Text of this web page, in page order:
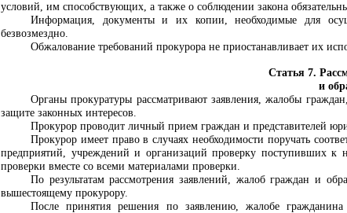
условий, им способствующих, а также о соблюдении закона
Информация, документы и их копии, необходимые для
безвозмездно.
Обжалование требований прокурора не приостанавливает их
Статья 7.
и
Органы прокуратуры рассматривают заявления, жалобы
защите законных интересов.
Прокурор проводит личный прием граждан и представителей
Прокурор имеет право в случаях необходимости поручать
предприятий, учреждений и организаций проверку поступивших к
проверки вместе со всеми материалами проверки.
По результатам рассмотрения заявлений, жалоб граждан и
вышестоящему прокурору.
После принятия решения по заявлению, жалобе